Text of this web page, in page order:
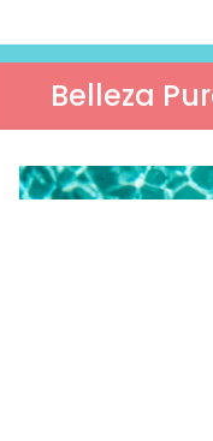
Belleza